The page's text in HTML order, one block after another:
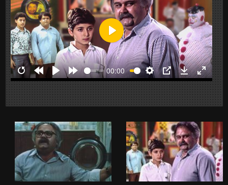
RestartRewind
10s
Play Forward
10s
00:00
Settings
PIP Download
Enter
Play